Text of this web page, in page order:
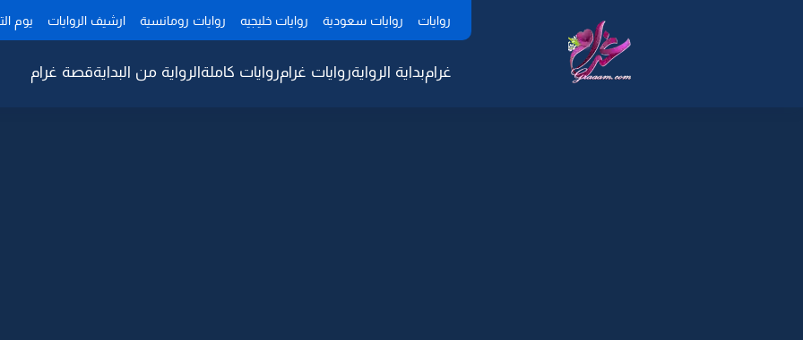
روايات روايات سعودية روايات خليجيه روايات رومانسية ارشيف الروايات يوم
غرامبداية الروايةروايات غرامروايات كاملةالرواية من البدايةقصة غرام